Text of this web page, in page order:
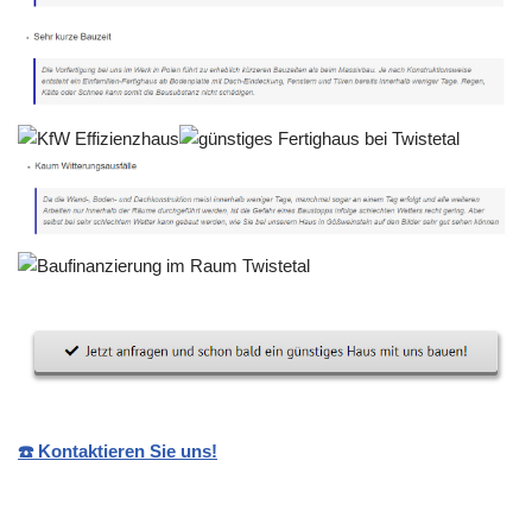
☎️ Kontaktieren Sie uns!